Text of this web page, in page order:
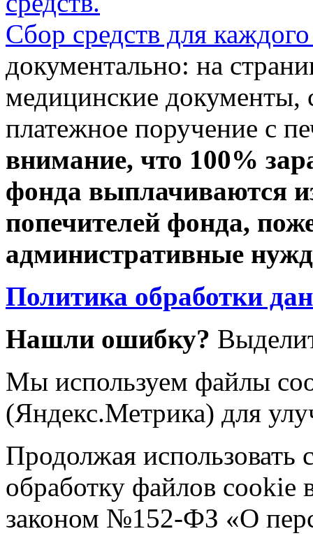
Сбор средств для
документально: на
медицинские документы,
платежное поручение с
внимание, что 100%
фонда выплачиваются
попечителей фонда,
административные
Политика обработки
Нашли ошибку?
Мы используем файлы
(Яндекс.Метрика) для
Продолжая использовать
обработку файлов cookie
законом №152-ФЗ «О